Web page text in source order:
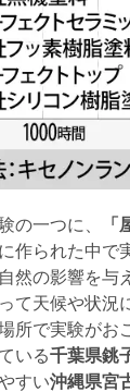
の一つに、 「
作られた中で
然の影響を与
て天候や状況
所で実験がお
いる千葉県銚
すい沖縄県宮